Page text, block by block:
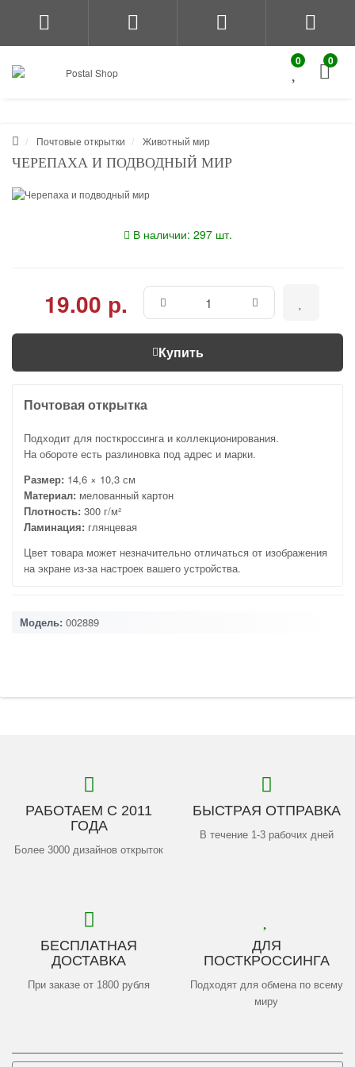
0 0
Почтовые открытки Животный мир
ЧЕРЕПАХА И ПОДВОДНЫЙ МИР
В наличии: 297 шт.
19.00 р.
Купить
Почтовая открытка
Подходит для посткроссинга и коллекционирования.
На обороте есть разлиновка под адрес и марки.
Размер: 14,6 × 10,3 см
Материал: мелованный картон
Плотность: 300 г/м²
Ламинация: глянцевая
Цвет товара может незначительно отличаться от изображения
на экране из-за настроек вашего устройства.
Модель: 002889
РАБОТАЕМ С 2011
ГОДА
Более 3000 дизайнов открыток
БЫСТРАЯ ОТПРАВКА
В течение 1-3 рабочих дней
БЕСПЛАТНАЯ
ДОСТАВКА
При заказе от 1800 рубля
ДЛЯ
ПОСТКРОССИНГА
Подходят для обмена по всему
миру